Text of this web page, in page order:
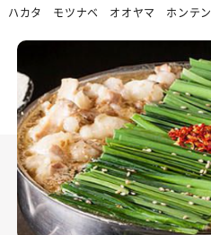
ハカタ モツナベ オオヤマ ホンテン